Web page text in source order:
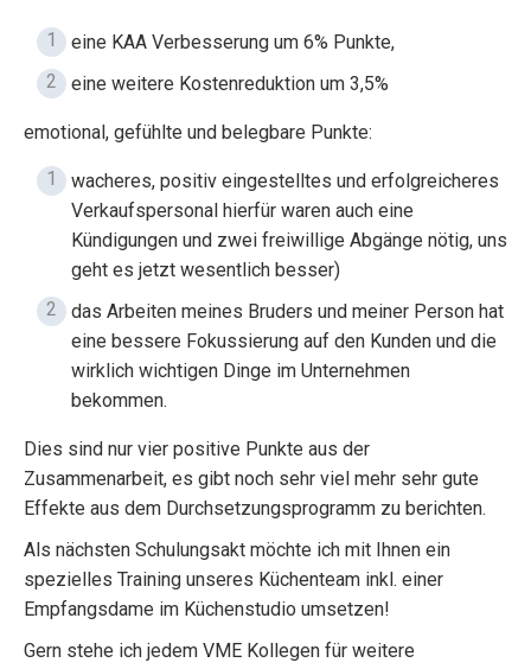
eine KAA Verbesserung um 6% Punkte,
eine weitere Kostenreduktion um 3,5%
emotional, gefühlte und belegbare Punkte:
wacheres, positiv eingestelltes und erfolgreicheres
Verkaufspersonal hierfür waren auch eine
Kündigungen und zwei freiwillige Abgänge nötig, uns
geht es jetzt wesentlich besser)
das Arbeiten meines Bruders und meiner Person hat
eine bessere Fokussierung auf den Kunden und die
wirklich wichtigen Dinge im Unternehmen
bekommen.
Dies sind nur vier positive Punkte aus der
Zusammenarbeit, es gibt noch sehr viel mehr sehr gute
Effekte aus dem Durchsetzungsprogramm zu berichten.
Als nächsten Schulungsakt möchte ich mit Ihnen ein
spezielles Training unseres Küchenteam inkl. einer
Empfangsdame im Küchenstudio umsetzen!
Gern stehe ich jedem VME Kollegen für weitere